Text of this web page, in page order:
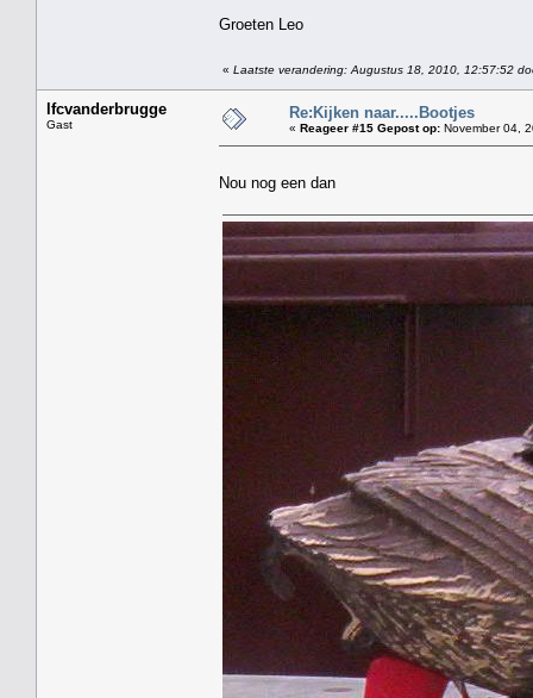
Groeten Leo
« Laatste verandering: Augustus 18, 2010, 12:57:52
lfcvanderbrugge
Gast
Re:Kijken naar.....Bootjes
« Reageer #15 Gepost op: November 04,
Nou nog een dan